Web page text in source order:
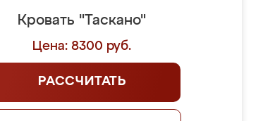
Кровать "Таскано"
Цена: 8300 руб.
РАССЧИТАТЬ